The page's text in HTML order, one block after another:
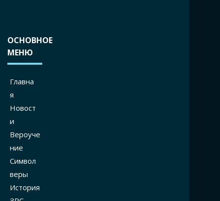
ОСНОВНОЕ
МЕНЮ
Главна
я
Новост
и
Вероуче
ние
Символ
веры
История